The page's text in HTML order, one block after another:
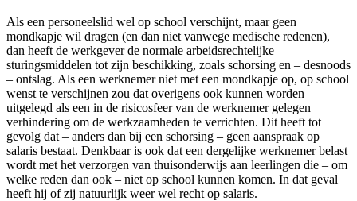
Als een personeelslid wel op school verschijnt, maar geen
mondkapje wil dragen (en dan niet vanwege medische redenen),
dan heeft de werkgever de normale arbeidsrechtelijke
sturingsmiddelen tot zijn beschikking, zoals schorsing en – desnoods
– ontslag. Als een werknemer niet met een mondkapje op, op school
wenst te verschijnen zou dat overigens ook kunnen worden
uitgelegd als een in de risicosfeer van de werknemer gelegen
verhindering om de werkzaamheden te verrichten. Dit heeft tot
gevolg dat – anders dan bij een schorsing – geen aanspraak op
salaris bestaat. Denkbaar is ook dat een dergelijke werknemer belast
wordt met het verzorgen van thuisonderwijs aan leerlingen die – om
welke reden dan ook – niet op school kunnen komen. In dat geval
heeft hij of zij natuurlijk weer wel recht op salaris.